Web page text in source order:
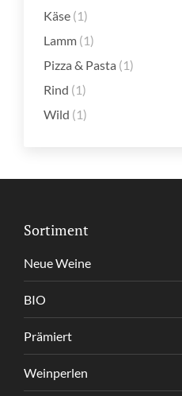
Käse (1)
Lamm (1)
Pizza & Pasta (1)
Rind (1)
Wild (1)
Sortiment
Neue Weine
BIO
Prämiert
Weinperlen